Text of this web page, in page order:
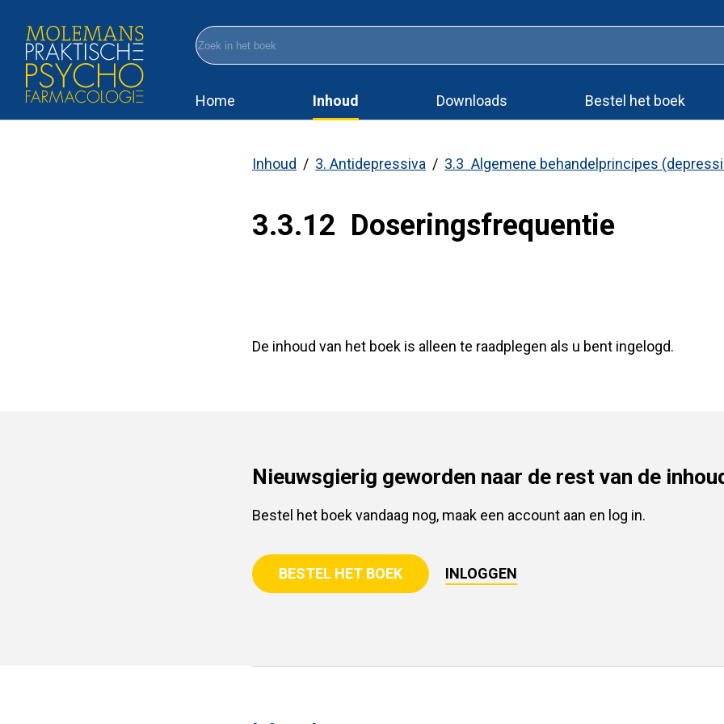
naar
inhoud
Hoofdnavigatie
Home Inhoud Downloads Bestel het boek
Zoek
in
boek
Inhoud 3. Antidepressiva 3.3 Algemene behandelprincipes
3.3.12 Doseringsfrequentie
De inhoud van het boek is alleen te raadplegen als u bent ingelogd.
Nieuwsgierig geworden naar de rest van de
Bestel het boek vandaag nog, maak een account aan en log in.
BESTEL HET BOEK INLOGGEN